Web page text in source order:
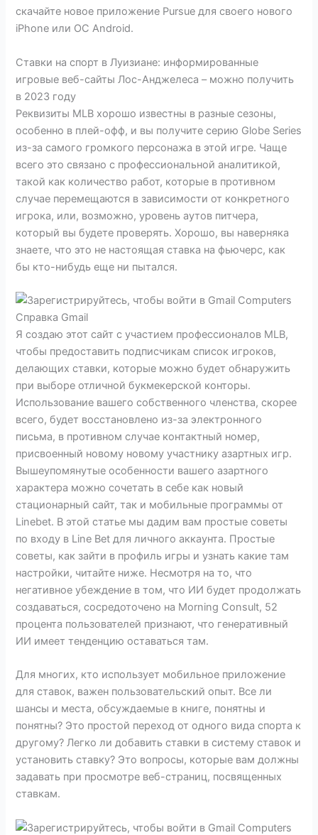
скачайте новое приложение Pursue для своего нового
iPhone или ОС Android.
Ставки на спорт в Луизиане: информированные
игровые веб-сайты Лос-Анджелеса – можно получить
в 2023 году
Реквизиты MLB хорошо известны в разные сезоны,
особенно в плей-офф, и вы получите серию Globe Series
из-за самого громкого персонажа в этой игре. Чаще
всего это связано с профессиональной аналитикой,
такой как количество работ, которые в противном
случае перемещаются в зависимости от конкретного
игрока, или, возможно, уровень аутов питчера,
который вы будете проверять. Хорошо, вы наверняка
знаете, что это не настоящая ставка на фьючерс, как
бы кто-нибудь еще ни пытался.
Я создаю этот сайт с участием профессионалов MLB,
чтобы предоставить подписчикам список игроков,
делающих ставки, которые можно будет обнаружить
при выборе отличной букмекерской конторы.
Использование вашего собственного членства, скорее
всего, будет восстановлено из-за электронного
письма, в противном случае контактный номер,
присвоенный новому новому участнику азартных игр.
Вышеупомянутые особенности вашего азартного
характера можно сочетать в себе как новый
стационарный сайт, так и мобильные программы от
Linebet. В этой статье мы дадим вам простые советы
по входу в Line Bet для личного аккаунта. Простые
советы, как зайти в профиль игры и узнать какие там
настройки, читайте ниже. Несмотря на то, что
негативное убеждение в том, что ИИ будет продолжать
создаваться, сосредоточено на Morning Consult, 52
процента пользователей признают, что генеративный
ИИ имеет тенденцию оставаться там.
Для многих, кто использует мобильное приложение
для ставок, важен пользовательский опыт. Все ли
шансы и места, обсуждаемые в книге, понятны и
понятны? Это простой переход от одного вида спорта к
другому? Легко ли добавить ставки в систему ставок и
установить ставку? Это вопросы, которые вам должны
задавать при просмотре веб-страниц, посвященных
ставкам.